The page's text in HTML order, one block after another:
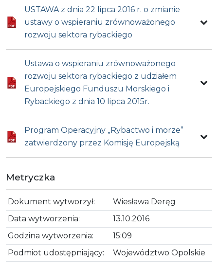
USTAWA z dnia 22 lipca 2016 r. o zmianie
ustawy o wspieraniu zrównoważonego
rozwoju sektora rybackiego
Ustawa o wspieraniu zrównoważonego
rozwoju sektora rybackiego z udziałem
Europejskiego Funduszu Morskiego i
Rybackiego z dnia 10 lipca 2015r.
Program Operacyjny „Rybactwo i morze”
zatwierdzony przez Komisję Europejską
Metryczka
Dokument wytworzył:
Wiesława Deręg
Data wytworzenia:
13.10.2016
Godzina wytworzenia:
15:09
Podmiot udostępniający:
Województwo Opolskie